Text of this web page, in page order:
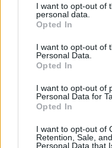
I want to opt-out of
personal data.
Opted In
I want to opt-out of
Personal Data.
Opted In
I want to opt-out of
Personal Data for
Opted In
I want to opt-out of
Retention, Sale,
Personal Data that